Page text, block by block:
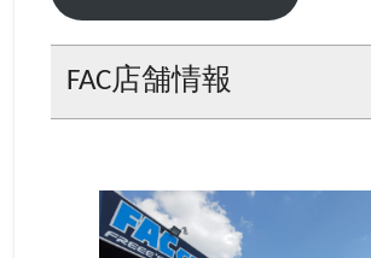
FAC店舗情報